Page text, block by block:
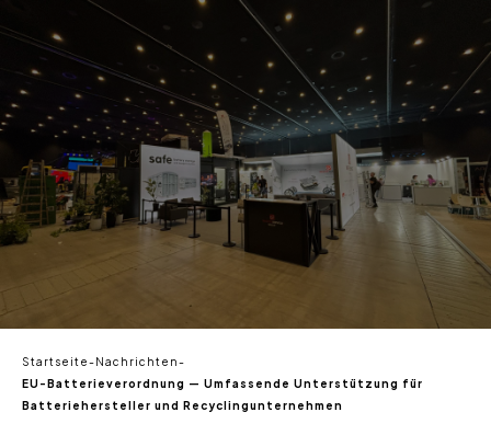
DE
Startseite-Nachrichten-
EU-Batterieverordnung — Umfassende Unterstützung für
Batteriehersteller und Recyclingunternehmen